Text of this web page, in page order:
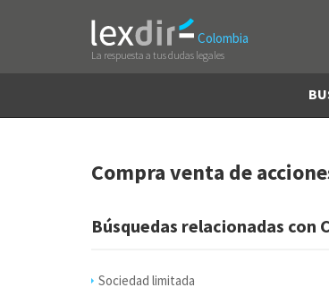
Colombia
La respuesta a tus dudas legales
Compra venta de
Búsquedas relacionadas con
Sociedad limitada